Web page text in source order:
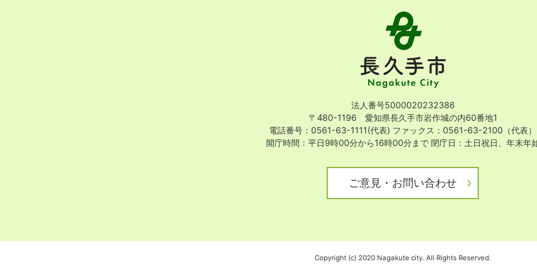
Nagakute
City
法人番号5000020232386
〒480-1196 愛知県長久手市岩作城の内60番地1
電話番号：0561-63-1111(代表) ファックス：0561-63-2100（代表）
開庁時間：平日9時00分から16時00分まで 閉庁日：土日祝日、年末年
ご意見・お問い合わせ
Copyright (c) 2020 Nagakute city. All Rights Reserved.